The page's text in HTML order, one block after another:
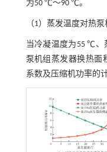
为50 ℃～90 ℃。
（1）蒸发温度对热
当冷凝温度为55 ℃
泵机组蒸发器换热面
系数及压缩机功率的